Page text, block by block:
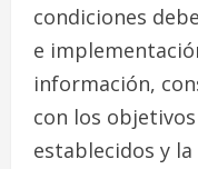
condiciones
e
información,
con los
establecidos y